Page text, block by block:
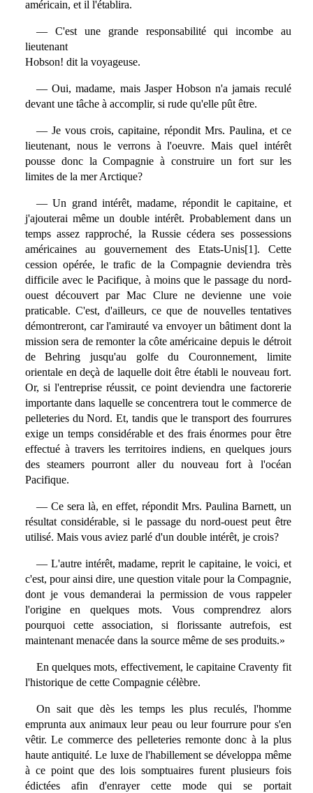
américain, et il l'établira.
— C'est une grande responsabilité qui incombe au
lieutenant
Hobson! dit la voyageuse.
— Oui, madame, mais Jasper Hobson n'a jamais reculé
devant une tâche à accomplir, si rude qu'elle pût être.
— Je vous crois, capitaine, répondit Mrs. Paulina, et ce
lieutenant, nous le verrons à l'oeuvre. Mais quel intérêt
pousse donc la Compagnie à construire un fort sur les
limites de la mer Arctique?
— Un grand intérêt, madame, répondit le capitaine, et
j'ajouterai même un double intérêt. Probablement dans un
temps assez rapproché, la Russie cédera ses possessions
américaines au gouvernement des Etats-Unis[1]. Cette
cession opérée, le trafic de la Compagnie deviendra très
difficile avec le Pacifique, à moins que le passage du nord-
ouest découvert par Mac Clure ne devienne une voie
praticable. C'est, d'ailleurs, ce que de nouvelles tentatives
démontreront, car l'amirauté va envoyer un bâtiment dont la
mission sera de remonter la côte américaine depuis le détroit
de Behring jusqu'au golfe du Couronnement, limite
orientale en deçà de laquelle doit être établi le nouveau fort.
Or, si l'entreprise réussit, ce point deviendra une factorerie
importante dans laquelle se concentrera tout le commerce de
pelleteries du Nord. Et, tandis que le transport des fourrures
exige un temps considérable et des frais énormes pour être
effectué à travers les territoires indiens, en quelques jours
des steamers pourront aller du nouveau fort à l'océan
Pacifique.
— Ce sera là, en effet, répondit Mrs. Paulina Barnett, un
résultat considérable, si le passage du nord-ouest peut être
utilisé. Mais vous aviez parlé d'un double intérêt, je crois?
— L'autre intérêt, madame, reprit le capitaine, le voici, et
c'est, pour ainsi dire, une question vitale pour la Compagnie,
dont je vous demanderai la permission de vous rappeler
l'origine en quelques mots. Vous comprendrez alors
pourquoi cette association, si florissante autrefois, est
maintenant menacée dans la source même de ses produits.»
En quelques mots, effectivement, le capitaine Craventy fit
l'historique de cette Compagnie célèbre.
On sait que dès les temps les plus reculés, l'homme
emprunta aux animaux leur peau ou leur fourrure pour s'en
vêtir. Le commerce des pelleteries remonte donc à la plus
haute antiquité. Le luxe de l'habillement se développa même
à ce point que des lois somptuaires furent plusieurs fois
édictées afin d'enrayer cette mode qui se portait